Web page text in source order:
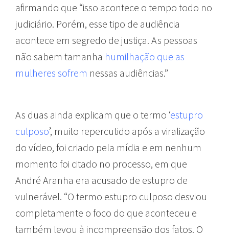
afirmando que “isso acontece o tempo todo no
judiciário. Porém, esse tipo de audiência
acontece em segredo de justiça. As pessoas
não sabem tamanha humilhação que as
mulheres sofrem nessas audiências.”
As duas ainda explicam que o termo ‘estupro
culposo’, muito repercutido após a viralização
do vídeo, foi criado pela mídia e em nenhum
momento foi citado no processo, em que
André Aranha era acusado de estupro de
vulnerável. “O termo estupro culposo desviou
completamente o foco do que aconteceu e
também levou à incompreensão dos fatos. O